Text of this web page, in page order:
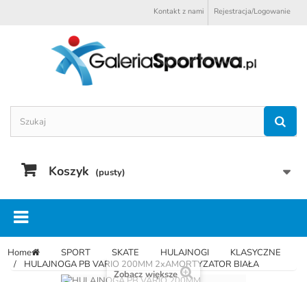
Rejestracja/Logowanie
Kontakt z nami
Koszyk (pusty)
Home SPORT SKATE HULAJNOGI
KLASYCZNE
HULAJNOGA PB VARIO 200MM 2xAMORTYZATOR BIAŁA
Zobacz większe